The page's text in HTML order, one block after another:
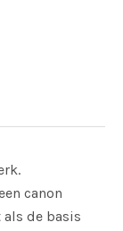
canon
de basis